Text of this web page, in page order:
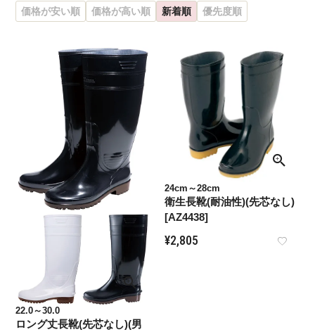
価格が安い順 価格が高い順 新着順 優先度順
22.0～30.0
ロング丈長靴(先芯なし)(男
24cm～28cm
衛生長靴(耐油性)(先芯なし)
[AZ4438]
¥2,805